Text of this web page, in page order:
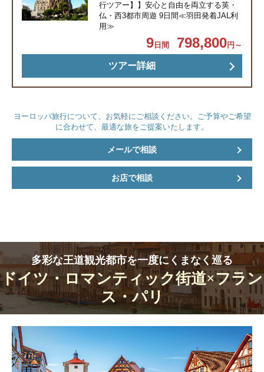
食事条件：朝○ 昼× 夜○ バルセロナ泊
08：00～ 地下鉄でサグラダファミリアへ
サグラダファミリア解説後、お客様ご自身で入場
（生誕又は受難の塔エレベーター付き）
見学後再度合流し、ディアゴナル駅へ
カサミラ・カサバトリョ外観見学
公共交通機関でグエル公園へ観光後再度ディアゴ
ナル駅へ移動
17：00 カサバトリョ前で解散
食事条件：朝○ 昼〇 夜× バルセロナ泊
夜セーヌ川ディナークルーズ乗船
下船後自由解散
食事条件：朝○ 昼× 夜〇 パリ泊
7日目
09：00 ルーブル美術館へ移動
庭園＋宮殿入場観光後パリ市内へ移動
17：00 市内で解散
行ツアー】】安心と自由を両立する英・
仏・西3都市周遊 9日間≪羽田発着JAL利
用≫
9 日間 798,800円～
ツアー詳細
ヨーロッパ旅行について、お気軽にご相談ください。ご予算やご希望
に合わせて、最適な旅をご提案いたします。
メールで相談
お店で相談
多彩な王道観光都市を一度にくまなく巡る
ドイツ・ロマンティック街道×フラン
ス・パリ